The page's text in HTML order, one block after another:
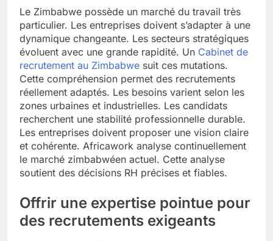
Le Zimbabwe possède un marché du travail très
particulier. Les entreprises doivent s’adapter à une
dynamique changeante. Les secteurs stratégiques
évoluent avec une grande rapidité. Un Cabinet de
recrutement au Zimbabwe suit ces mutations.
Cette compréhension permet des recrutements
réellement adaptés. Les besoins varient selon les
zones urbaines et industrielles. Les candidats
recherchent une stabilité professionnelle durable.
Les entreprises doivent proposer une vision claire
et cohérente. Africawork analyse continuellement
le marché zimbabwéen actuel. Cette analyse
soutient des décisions RH précises et fiables.
Offrir une expertise pointue pour
des recrutements exigeants